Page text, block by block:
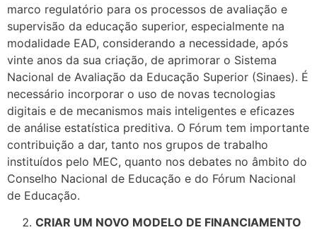
marco regulatório para os processos de avaliação e
supervisão da educação superior, especialmente na
modalidade EAD, considerando a necessidade, após
vinte anos da sua criação, de aprimorar o Sistema
Nacional de Avaliação da Educação Superior (Sinaes). É
necessário incorporar o uso de novas tecnologias
digitais e de mecanismos mais inteligentes e eficazes
de análise estatística preditiva. O Fórum tem importante
contribuição a dar, tanto nos grupos de trabalho
instituídos pelo MEC, quanto nos debates no âmbito do
Conselho Nacional de Educação e do Fórum Nacional
de Educação.
CRIAR UM NOVO MODELO DE FINANCIAMENTO